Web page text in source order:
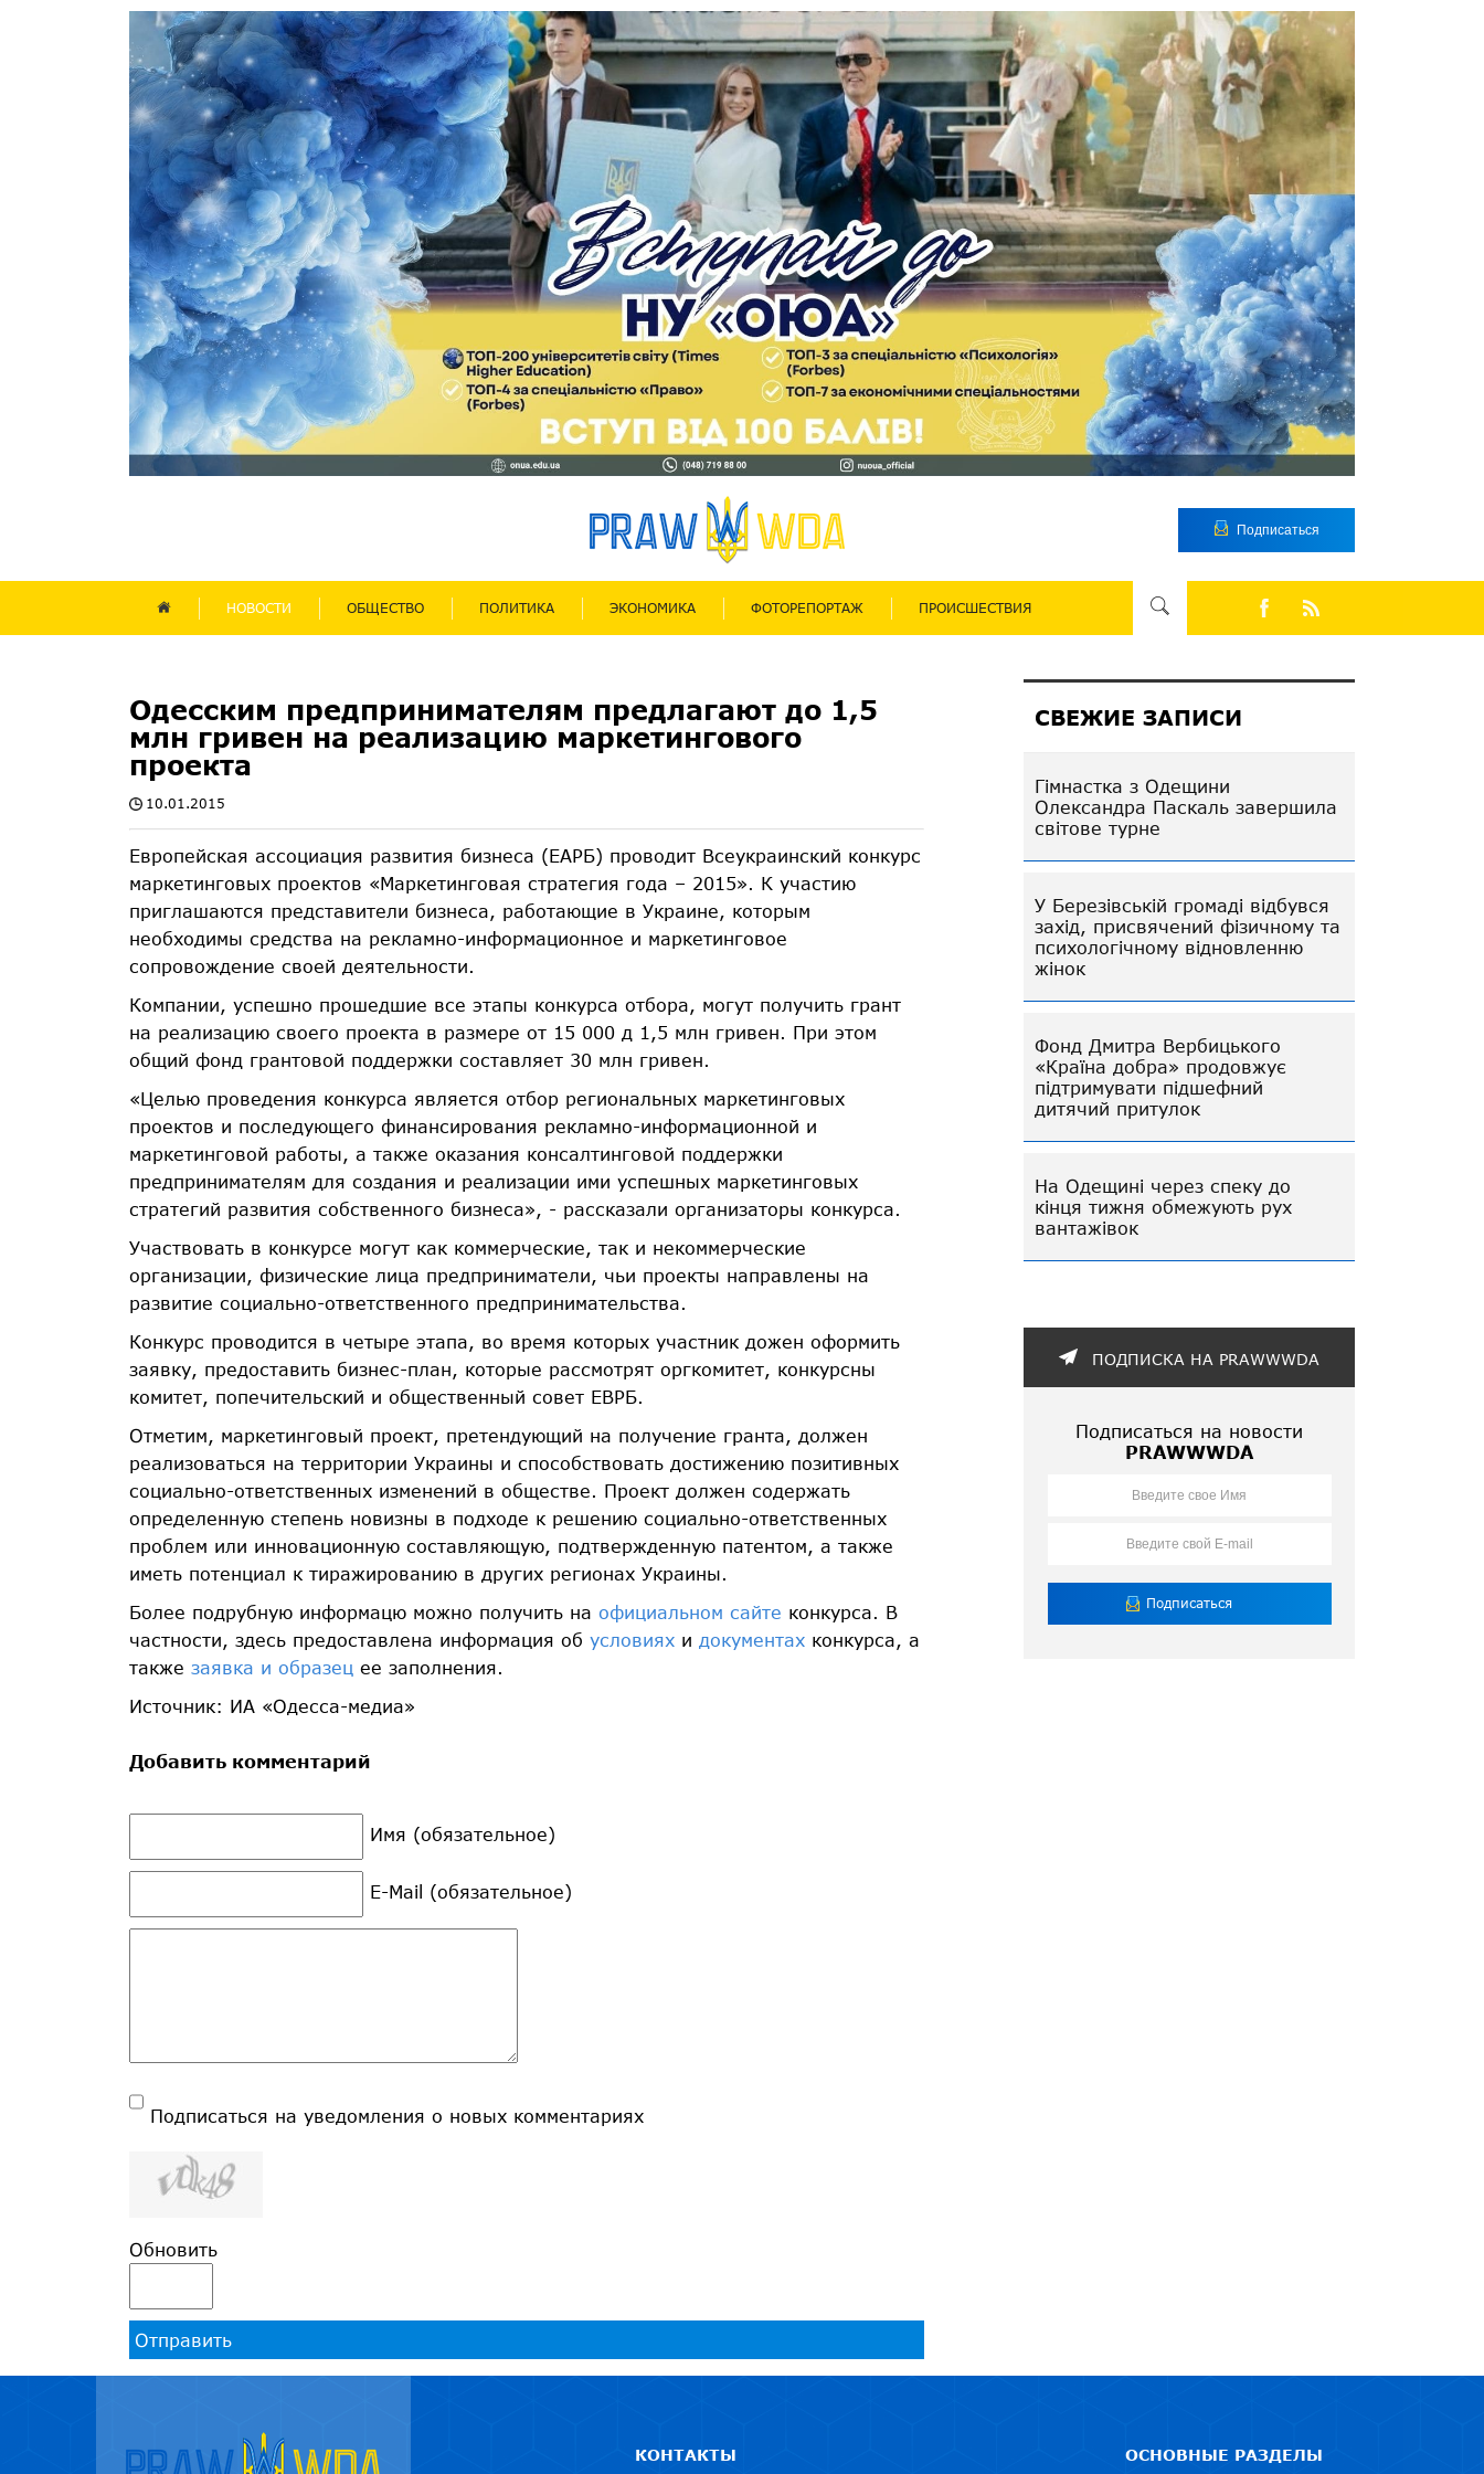
Подписаться
НОВОСТИ ОБЩЕСТВО ПОЛИТИКА ЭКОНОМИКА ФОТОРЕПОРТАЖ ПРОИСШЕСТВИЯ
Одесским предпринимателям предлагают до 1,5
млн гривен на реализацию маркетингового
проекта
10.01.2015
Европейская ассоциация развития бизнеса (ЕАРБ) проводит Всеукраинский конкурс
маркетинговых проектов «Маркетинговая стратегия года – 2015». К участию
приглашаются представители бизнеса, работающие в Украине, которым
необходимы средства на рекламно-информационное и маркетинговое
сопровождение своей деятельности.
Компании, успешно прошедшие все этапы конкурса отбора, могут получить грант
на реализацию своего проекта в размере от 15 000 д 1,5 млн гривен. При этом
общий фонд грантовой поддержки составляет 30 млн гривен.
«Целью проведения конкурса является отбор региональных маркетинговых
проектов и последующего финансирования рекламно-информационной и
маркетинговой работы, а также оказания консалтинговой поддержки
предпринимателям для создания и реализации ими успешных маркетинговых
стратегий развития собственного бизнеса», - рассказали организаторы конкурса.
Участвовать в конкурсе могут как коммерческие, так и некоммерческие
организации, физические лица предприниматели, чьи проекты направлены на
развитие социально-ответственного предпринимательства.
Конкурс проводится в четыре этапа, во время которых участник дожен оформить
заявку, предоставить бизнес-план, которые рассмотрят оргкомитет, конкурсны
комитет, попечительский и общественный совет ЕВРБ.
Отметим, маркетинговый проект, претендующий на получение гранта, должен
реализоваться на территории Украины и способствовать достижению позитивных
социально-ответственных изменений в обществе. Проект должен содержать
определенную степень новизны в подходе к решению социально-ответственных
проблем или инновационную составляющую, подтвержденную патентом, а также
иметь потенциал к тиражированию в других регионах Украины.
Более подрубную информацю можно получить на официальном сайте конкурса. В
частности, здесь предоставлена информация об условиях и документах конкурса, а
также заявка и образец ее заполнения.
Источник: ИА «Одесса-медиа»
Добавить комментарий
Имя (обязательное)
E-Mail (обязательное)
Подписаться на уведомления о новых комментариях
Обновить
Отправить
СВЕЖИЕ ЗАПИСИ
Гімнастка з Одещини
Олександра Паскаль завершила
світове турне
У Березівській громаді відбувся
захід, присвячений фізичному та
психологічному відновленню
жінок
Фонд Дмитра Вербицького
«Країна добра» продовжує
підтримувати підшефний
дитячий притулок
На Одещині через спеку до
кінця тижня обмежують рух
вантажівок
ПОДПИСКА НА PRAWWWDA
Подписаться на новости
PRAWWWDA
КОНТАКТЫ ОСНОВНЫЕ РАЗДЕЛЫ